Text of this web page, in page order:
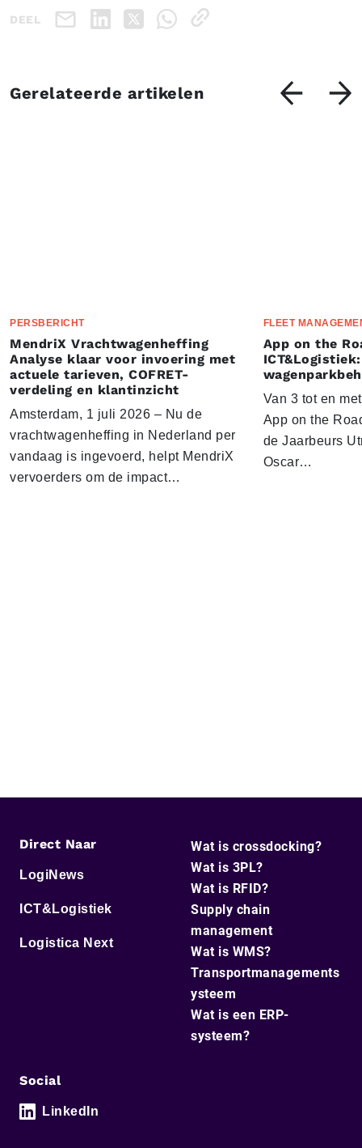
DEEL
Gerelateerde artikelen
PERSBERICHT
MendriX Vrachtwagenheffing
Analyse klaar voor invoering met
actuele tarieven, COFRET-
verdeling en klantinzicht
Amsterdam, 1 juli 2026 – Nu de
vrachtwagenheffing in Nederland per
vandaag is ingevoerd, helpt MendriX
vervoerders om de impact…
FLEET
App on the
Van 3 tot en
App on the
de Jaarbeurs
Oscar…
Direct Naar
LogiNews
ICT&Logistiek
Logistica Next
Wat is crossdocking?
Wat is 3PL?
Wat is RFID?
Supply chain
management
Wat is WMS?
Transportmanagements
ysteem
Wat is een ERP-
systeem?
Social
LinkedIn